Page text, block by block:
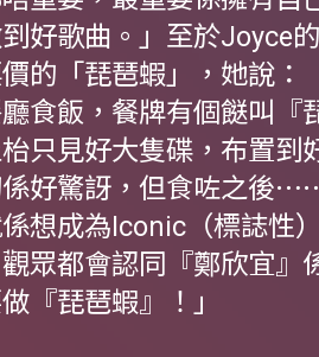
好歌曲。」至於Joyce
的「琵琶蝦」，她說：
食飯，餐牌有個餸叫『
只見好大隻碟，布置到
係好驚訝，但食咗之後
想成為Iconic（標誌性
眾都會認同『鄭欣宜』
『琵琶蝦』！」